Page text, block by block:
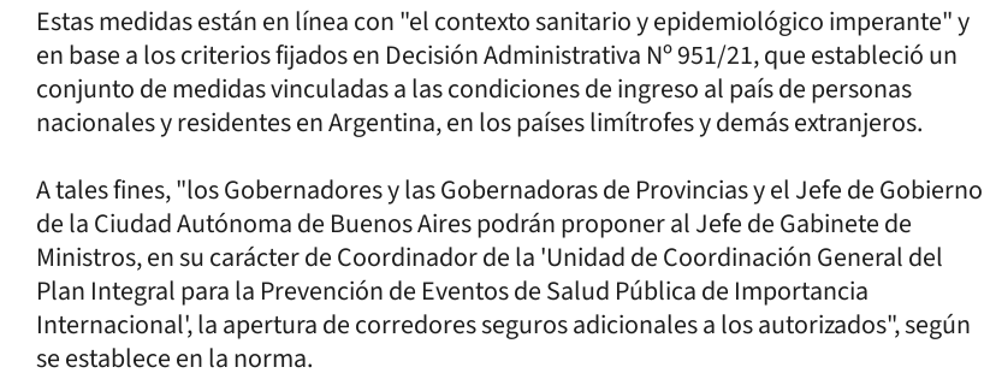
Estas medidas están en línea con "el contexto sanitario y epidemiológico imperante" y
en base a los criterios fijados en Decisión Administrativa Nº 951/21, que estableció un
conjunto de medidas vinculadas a las condiciones de ingreso al país de personas
nacionales y residentes en Argentina, en los países limítrofes y demás extranjeros.
A tales fines, "los Gobernadores y las Gobernadoras de Provincias y el Jefe de Gobierno
de la Ciudad Autónoma de Buenos Aires podrán proponer al Jefe de Gabinete de
Ministros, en su carácter de Coordinador de la 'Unidad de Coordinación General del
Plan Integral para la Prevención de Eventos de Salud Pública de Importancia
Internacional', la apertura de corredores seguros adicionales a los autorizados", según
se establece en la norma.